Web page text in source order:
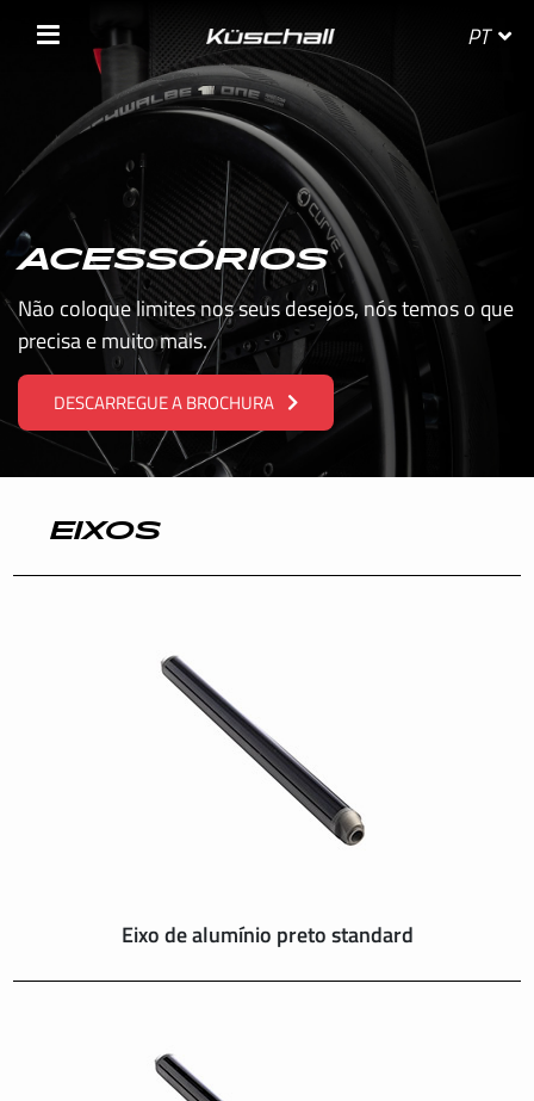
PT
ACESSÓRIOS
Não coloque limites nos seus desejos, nós temos o que
precisa e muito mais.
DESCARREGUE A BROCHURA
EIXOS
Eixo de alumínio preto standard
SELECIONE O SEU PAÍS
BELGIE
BELGIQUE
DANMARK
DEUTSCHLAND
FRANCE
IRELAND
SUISSE